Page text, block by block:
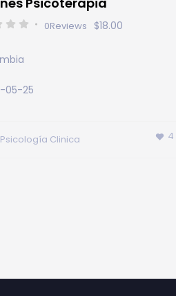
0Reviews $18.00
05-25
Psicología Clinica 4